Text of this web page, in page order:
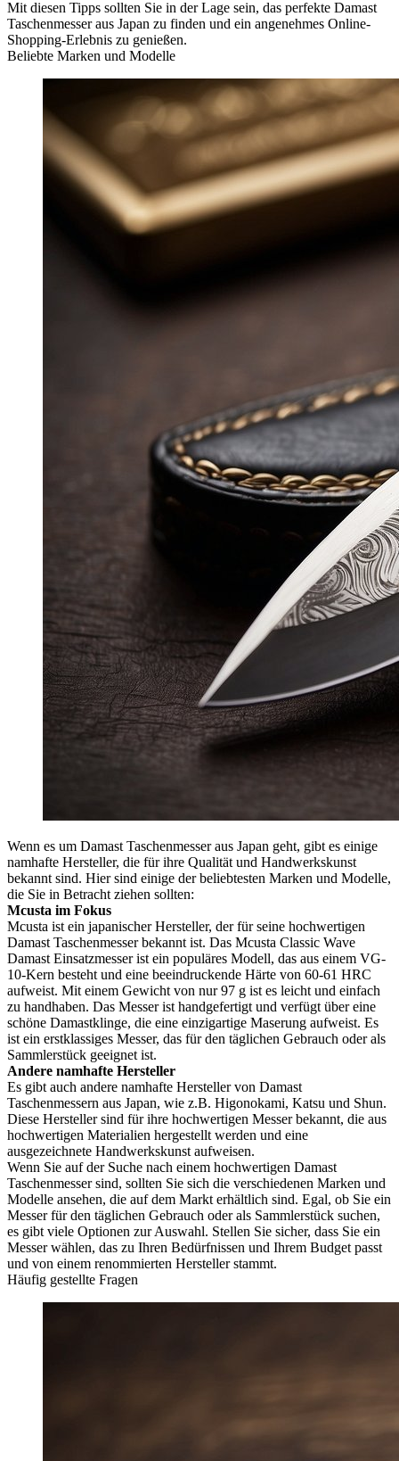
Mit diesen Tipps sollten Sie in der Lage sein, das perfekte Damast
Taschenmesser aus Japan zu finden und ein angenehmes Online-
Shopping-Erlebnis zu genießen.
Beliebte Marken und Modelle
Wenn es um Damast Taschenmesser aus Japan geht, gibt es einige
namhafte Hersteller, die für ihre Qualität und Handwerkskunst
bekannt sind. Hier sind einige der beliebtesten Marken und Modelle,
die Sie in Betracht ziehen sollten:
Mcusta im Fokus
Mcusta ist ein japanischer Hersteller, der für seine hochwertigen
Damast Taschenmesser bekannt ist. Das Mcusta Classic Wave
Damast Einsatzmesser ist ein populäres Modell, das aus einem VG-
10-Kern besteht und eine beeindruckende Härte von 60-61 HRC
aufweist. Mit einem Gewicht von nur 97 g ist es leicht und einfach
zu handhaben. Das Messer ist handgefertigt und verfügt über eine
schöne Damastklinge, die eine einzigartige Maserung aufweist. Es
ist ein erstklassiges Messer, das für den täglichen Gebrauch oder als
Sammlerstück geeignet ist.
Andere namhafte Hersteller
Es gibt auch andere namhafte Hersteller von Damast
Taschenmessern aus Japan, wie z.B. Higonokami, Katsu und Shun.
Diese Hersteller sind für ihre hochwertigen Messer bekannt, die aus
hochwertigen Materialien hergestellt werden und eine
ausgezeichnete Handwerkskunst aufweisen.
Wenn Sie auf der Suche nach einem hochwertigen Damast
Taschenmesser sind, sollten Sie sich die verschiedenen Marken und
Modelle ansehen, die auf dem Markt erhältlich sind. Egal, ob Sie ein
Messer für den täglichen Gebrauch oder als Sammlerstück suchen,
es gibt viele Optionen zur Auswahl. Stellen Sie sicher, dass Sie ein
Messer wählen, das zu Ihren Bedürfnissen und Ihrem Budget passt
und von einem renommierten Hersteller stammt.
Häufig gestellte Fragen